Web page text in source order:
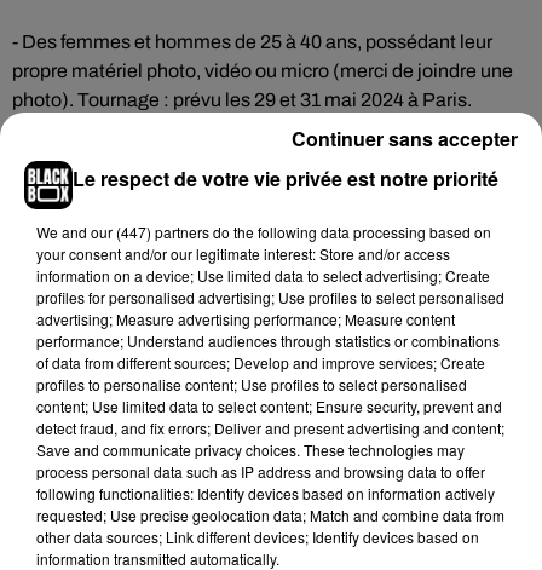
- Des femmes et hommes de 25 à 40 ans, possédant leur
propre matériel photo, vidéo ou micro (merci de joindre une
photo). Tournage : prévu les 29 et 31 mai 2024 à Paris.
Silhouettes parlantes :
Des femmes et hommes de 18 à 65 ans, d'origine
japonaise et parlant japonais sans accent. Tournage
: prévu le 21 juin 2024 à Paris.
Un garçon de 16 ans révolus en paraissant 14, type
caucasien. Tournage prévu le 5 juin 2024 à Paris.
Rémunération : 250€
Le respect de votre vie privée est notre priorité
We and our (447) partnersdo the following data processing based on
your consent and/or our legitimate interest: Store and/or access
information on a device; Use limited data to select advertising; Create
profiles for personalised advertising; Use profiles to select personalised
advertising; Measure advertising performance; Measure content
performance; Understand audiences through statistics or combinations
of data from different sources; Develop and improve services; Create
profiles to personalise content; Use profiles to select personalised
content; Use limited data to select content; Ensure security, prevent and
detect fraud, and fix errors; Deliver and present advertising and content;
Save and communicate privacy choices. These technologies may
process personal data such as IP address and browsing data to offer
following functionalities: Identify devices based on information actively
requested; Use precise geolocation data; Match and combine data from
other data sources; Link different devices; Identify devices based on
information transmitted automatically.
Continuer sans accepter